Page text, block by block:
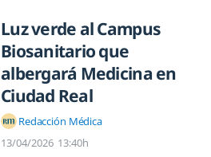
Luz verde al Campus
Biosanitario que
albergará Medicina en
Ciudad Real
Redacción Médica
13/04/2026 13:40h